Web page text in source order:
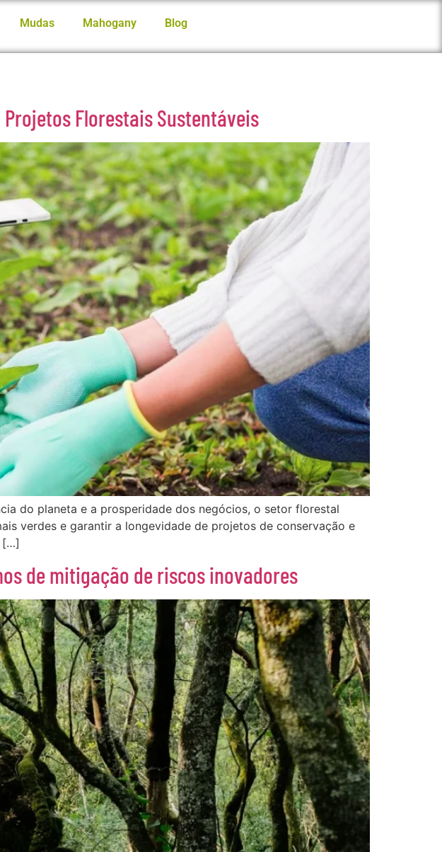
Mudas Mahogany Blog
Projetos Florestais Sustentáveis
do planeta e a prosperidade dos negócios, o setor florestal
verdes e garantir a longevidade de projetos de conservação e
[…]
de mitigação de riscos inovadores